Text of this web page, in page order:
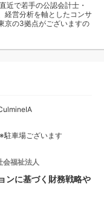
近で若手の公認会計士・
経営分析を軸としたコンサ
京の3拠点がございますの
車場ございます
会福祉法人
ンに基づく財務戦略や